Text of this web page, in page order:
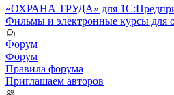
«ОХРАНА ТРУДА» для
Фильмы и электронные курсы для
Форум
Форум
Правила форума
Приглашаем авторов